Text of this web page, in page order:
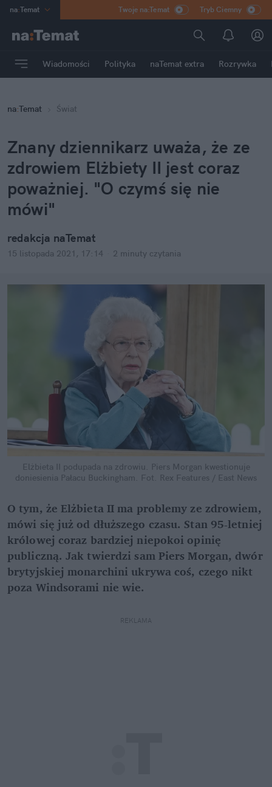
na:Temat
Poland
mama
Rozrywka
Twoje na:Temat Tryb Ciemny
Wiadomości Polityka naTemat extra Rozrywka
na:Temat Świat
Znany dziennikarz uważa, że ze
zdrowiem Elżbiety II jest coraz
poważniej. "O czymś się nie
mówi"
redakcja naTemat
15 listopada 2021, 17:14 2 minuty czytania
Elżbieta II podupada na zdrowiu. Piers Morgan kwestionuje
doniesienia Pałacu Buckingham.
Fot. Rex Features / East News
O tym, że Elżbieta II ma problemy ze zdrowiem,
mówi się już od dłuższego czasu. Stan 95-letniej
królowej coraz bardziej niepokoi opinię
publiczną. Jak twierdzi sam Piers Morgan, dwór
brytyjskiej monarchini ukrywa coś, czego nikt
poza Windsorami nie wie.
REKLAMA